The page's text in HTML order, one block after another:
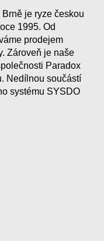
je ryze českou
1995. Od
prodejem
Zároveň je naše
Paradox
Nedílnou součástí
systému SYSDO